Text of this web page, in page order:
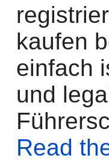
kaufen
einfach
und
Read